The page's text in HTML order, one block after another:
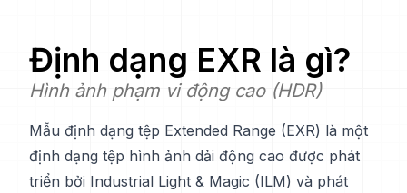
Định dạng EXR là gì?
Hình ảnh phạm vi động cao (HDR)
Mẫu định dạng tệp Extended Range (EXR) là một
định dạng tệp hình ảnh dải động cao được phát
triển bởi Industrial Light & Magic (ILM) và phát